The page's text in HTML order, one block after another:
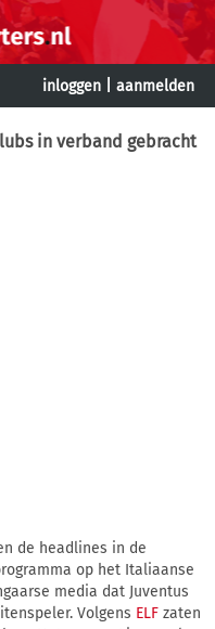
inloggen aanmelden
in verband gebracht
de headlines in de
op het Italiaanse
media dat Juventus
Volgens ELF zaten